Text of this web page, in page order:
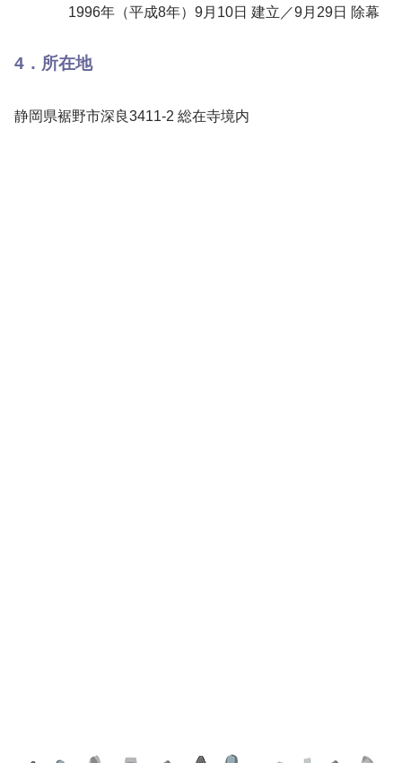
1996年（平成8年）9月10日 建立／9月29日 除幕
4．所在地
静岡県裾野市深良3411-2 総在寺境内